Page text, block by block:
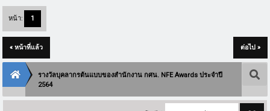
หน้า: 1
« หน้าที่แล้ว ต่อไป »
รางวัลบุคลากรต้นแบบของสำนักงาน กศน. NFE Awards ประจำปี
2564